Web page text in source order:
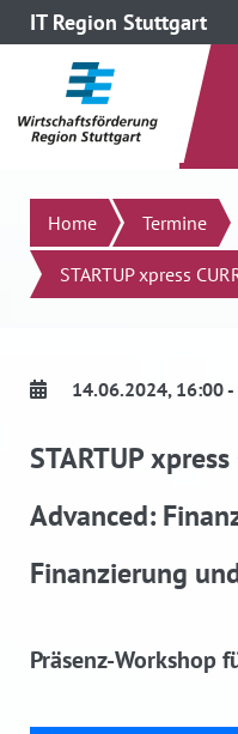
IT Region Stuttgart
direkt zum Inhalt dieser Seite
direkt zum Menü springen
Suchen
Home Termine
STARTUP xpress
14.06.2024, 16:00
STARTUP xpress
Advanced:
Finanzierung
Präsenz-Workshop